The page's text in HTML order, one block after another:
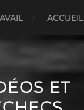
ACCUEIL
ET